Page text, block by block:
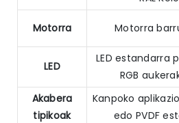
Motorra Motorra
LED
LED estandarra
RGB
Akabera
tipikoak
Kanpoko
edo PVDF